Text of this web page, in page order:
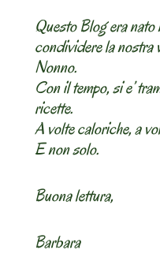
Questo Blog era
condividere la nostra
Nonno.
Con il tempo, si e’
ricette.
A volte caloriche, a
E non solo.
Buona lettura,
Barbara